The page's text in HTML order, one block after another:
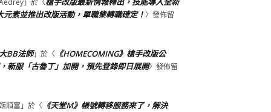
」於〈
元素並推出改版活動，單職業轉職確定！〉發佈留
BB法師」於〈 《HOMECOMING》槍手改版公
新服「古魯丁」加開，預先登錄即日展開〉發佈留
順富 」於〈 《天堂M》帳號轉移服務來了，解決